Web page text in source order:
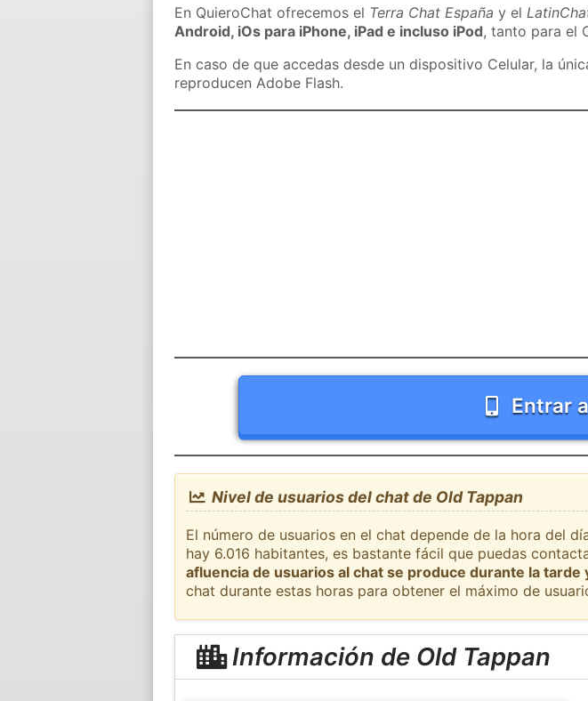
En QuieroChat ofrecemos el Terra Chat España y el
Android, iOs para iPhone, iPad e incluso iPod, tanto para el
En caso de que accedas desde un dispositivo Celular, la
reproducen Adobe Flash.
Entrar
Nivel de usuarios del chat de Old Tappan
El número de usuarios en el chat depende de la hora del
hay 6.016 habitantes, es bastante fácil que puedas
afluencia de usuarios al chat se produce durante la tarde
chat durante estas horas para obtener el máximo de
Información de Old Tappan